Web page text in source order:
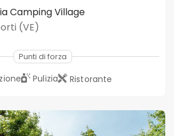
Camping Village
(VE)
Punti di forza
Pulizia Ristorante